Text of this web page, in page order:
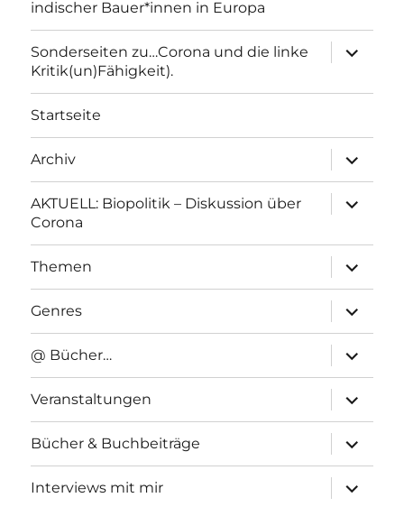
indischer Bauer*innen in Europa
Sonderseiten zu…Corona und die linke
Kritik(un)Fähigkeit).
anzeigen
Startseite
Archiv
anzeigen
AKTUELL: Biopolitik – Diskussion über
Corona
anzeigen
Themen
anzeigen
Genres
anzeigen
@ Bücher…
anzeigen
Veranstaltungen
anzeigen
Bücher & Buchbeiträge
anzeigen
Interviews mit mir
anzeigen